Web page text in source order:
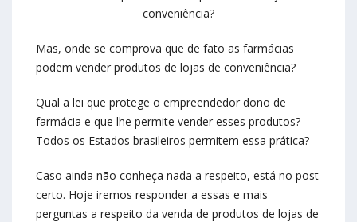
Mas, onde se comprova que de fato as farmácias
podem vender produtos de lojas de conveniência?
Qual a lei que protege o empreendedor dono de
farmácia e que lhe permite vender esses produtos?
Todos os Estados brasileiros permitem essa prática?
Caso ainda não conheça nada a respeito, está no post
certo. Hoje iremos responder a essas e mais
perguntas a respeito da venda de produtos de lojas de